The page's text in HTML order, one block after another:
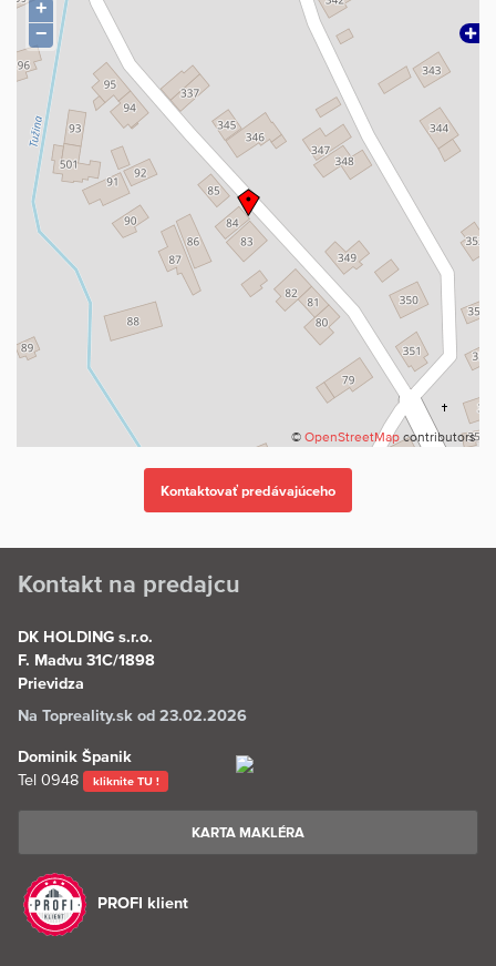
+
−
© OpenStreetMapcontributors
Kontakt na predajcu
DK HOLDING s.r.o.
F. Madvu 31C/1898
Prievidza
Na Topreality.sk od 23.02.2026
Dominik Španik
Tel 0948 kliknite TU !
KARTA MAKLÉRA
PROFI klient